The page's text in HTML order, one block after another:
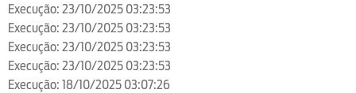
Execução: 23/10/2025 03:23:53
Execução: 23/10/2025 03:23:53
Execução: 23/10/2025 03:23:53
Execução: 23/10/2025 03:23:53
Execução: 18/10/2025 03:07:26